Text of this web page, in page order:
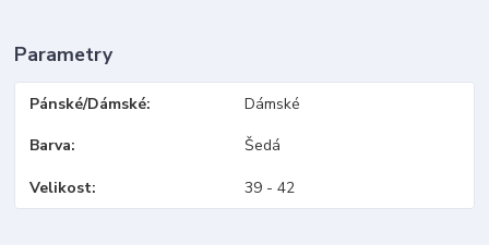
Parametry
Pánské/Dámské Dámské
Barva Šedá
Velikost 39 - 42